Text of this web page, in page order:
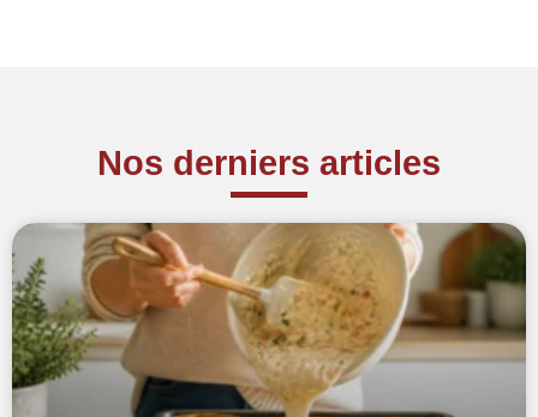
Nos derniers articles